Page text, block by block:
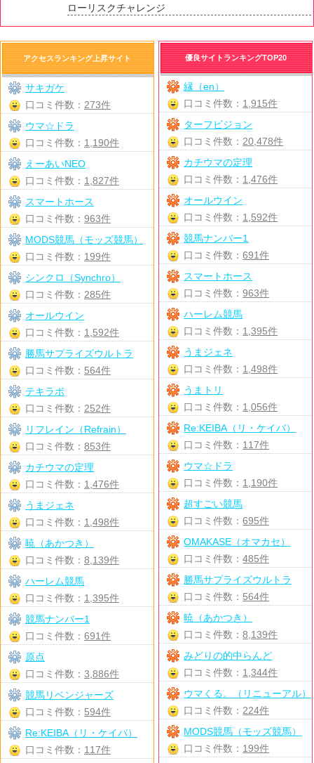
ローリスクチャレンジ
優良サイトランキングTOP20
縁（en）
口コミ件数： 1,915件
ターフビジョン
口コミ件数： 20,478件
カチウマの定理
口コミ件数： 1,476件
オールウイン
口コミ件数： 1,592件
競馬ナンバー1
口コミ件数：691件
スマートホース
口コミ件数：963件
ハーレム競馬
口コミ件数： 1,395件
うまジェネ
口コミ件数： 1,498件
うまトリ
口コミ件数： 1,056件
Re:KEIBA（リ・ケイバ）
口コミ件数： 117件
ウマ☆ドラ
口コミ件数： 1,190件
超すごい競馬
口コミ件数：695件
OMAKASE（オマカセ）
口コミ件数：485件
勝馬サプライズウルトラ
口コミ件数： 564件
暁（あかつき）
口コミ件数：8,139件
みどりの的中らんど
口コミ件数： 1,344件
ウマくる。（リニューアル）
口コミ件数： 224件
MODS競馬（モッズ競馬）
口コミ件数： 199件
アクセスランキング上昇サイト
サキガケ
口コミ件数： 273件
ウマ☆ドラ
口コミ件数： 1,190件
えーあいNEO
口コミ件数： 1,827件
スマートホース
口コミ件数： 963件
MODS競馬（モッズ競馬）
口コミ件数： 199件
シンクロ（Synchro）
口コミ件数： 285件
オールウイン
口コミ件数： 1,592件
勝馬サプライズウルトラ
口コミ件数： 564件
テキラボ
口コミ件数： 252件
リフレイン（Refrain）
口コミ件数： 853件
カチウマの定理
口コミ件数： 1,476件
うまジェネ
口コミ件数： 1,498件
暁（あかつき）
口コミ件数： 8,139件
ハーレム競馬
口コミ件数： 1,395件
競馬ナンバー1
口コミ件数： 691件
原点
口コミ件数： 3,886件
競馬リベンジャーズ
口コミ件数： 594件
Re:KEIBA（リ・ケイバ）
口コミ件数： 117件